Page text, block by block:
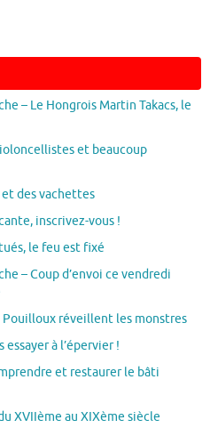
– Le Hongrois Martin Takacs, le
et beaucoup
et des vachettes
inscrivez-vous !
le feu est fixé
– Coup d’envoi ce vendredi
Pouilloux réveillent les monstres
à l’épervier !
et restaurer le bâti
XVIIème au XIXème siècle